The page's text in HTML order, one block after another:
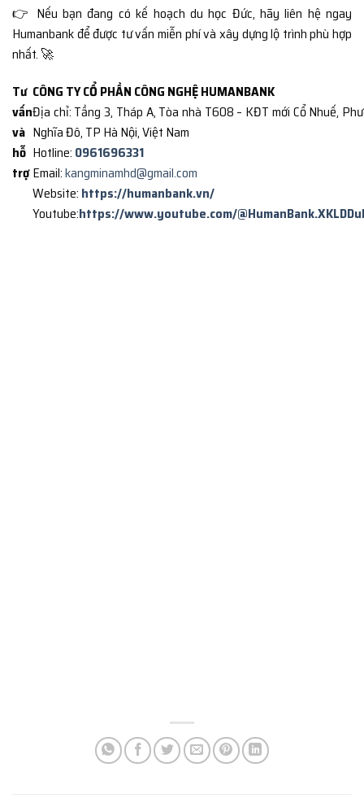
👉 Nếu bạn đang có kế hoạch du học Đức, hãy liên hệ ngay
Humanbank để được tư vấn miễn phí và xây dựng lộ trình phù hợp
nhất. 🚀
Tư
vấn
và
hỗ
trợ
CÔNG TY CỔ PHẦN CÔNG NGHỆ HUMANBANK
Địa chỉ: Tầng 3, Tháp A, Tòa nhà T608 – KĐT mới Cổ Nhuế,
Nghĩa Đô, TP Hà Nội, Việt Nam
Hotline: 0961696331
Email:kangminamhd@gmail.com
Website: https://humanbank.vn/
Youtube:https://www.youtube.com/